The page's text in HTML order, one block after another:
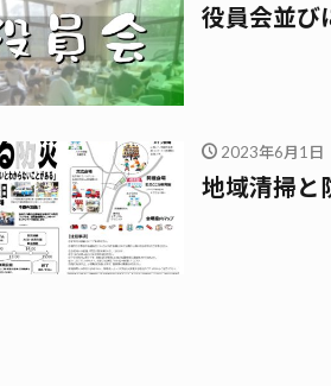
役員会並び
2023年6月1日
地域清掃と